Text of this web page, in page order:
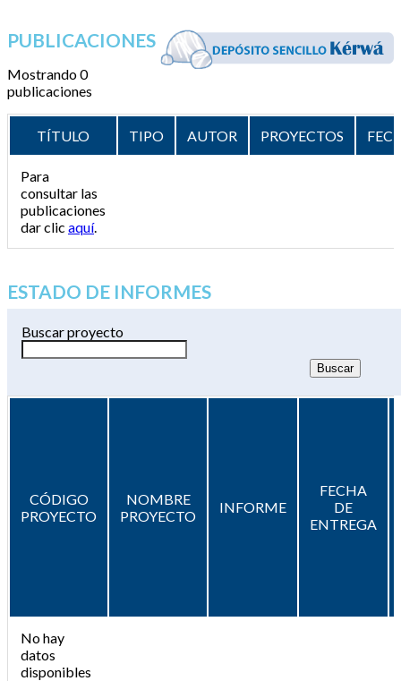
PUBLICACIONES
Mostrando 0
publicaciones
TÍTULO TIPO AUTOR PROYECTOS
Para
consultar las
publicaciones
dar clic aquí.
ESTADO DE INFORMES
Buscar proyecto
CÓDIGO
PROYECTO
NOMBRE
PROYECTO
INFORME
FECHA
DE
ENTREGA
No hay
datos
disponibles